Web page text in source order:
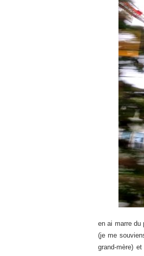
en ai marre du
(je me
grand-mère)